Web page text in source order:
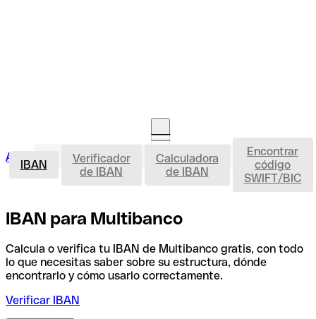
Acceso clientesAbrir cuenta IBAN
IBAN
Verificador
de IBAN
Calculadora
de IBAN
Encontrar
código
SWIFT/BIC
IBAN para Multibanco
Calcula o verifica tu IBAN de Multibanco gratis, con todo
lo que necesitas saber sobre su estructura, dónde
encontrarlo y cómo usarlo correctamente.
Verificar IBAN